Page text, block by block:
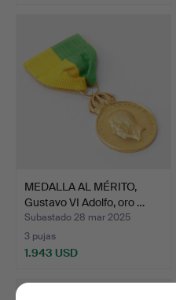
MEDALLA AL MÉRITO,
Gustavo VI Adolfo, oro …
Subastado 28 mar 2025
3 pujas
1.943 USD